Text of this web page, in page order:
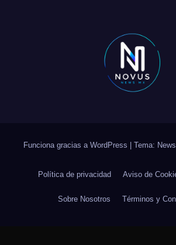
Funciona gracias a WordPress Tema:
Política de privacidad Aviso de
Sobre Nosotros Términos y